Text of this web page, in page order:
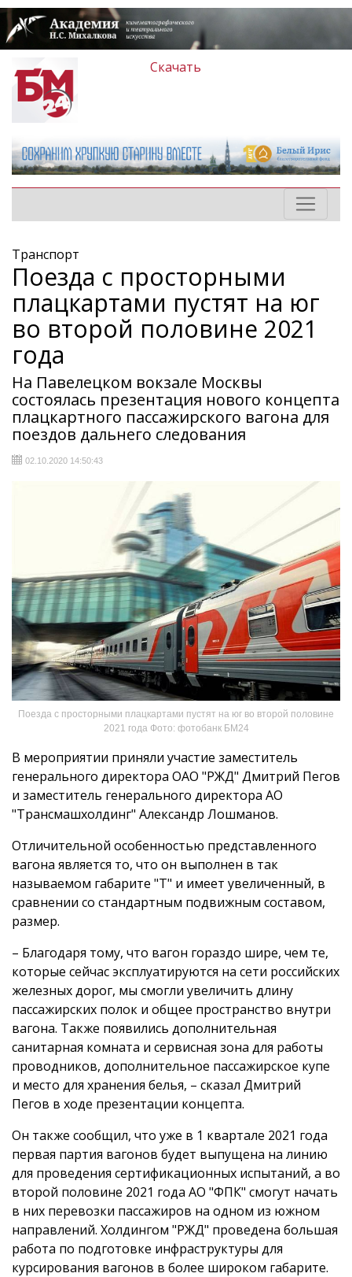
Скачать
Транспорт
Поезда с просторными
плацкартами пустят на юг
во второй половине 2021
года
На Павелецком вокзале Москвы
состоялась презентация нового концепта
плацкартного пассажирского вагона для
поездов дальнего следования
02.10.2020 14:50:43
Поезда с просторными плацкартами пустят на юг во второй половине
2021 года Фото: фотобанк БМ24
В мероприятии приняли участие заместитель
генерального директора ОАО "РЖД" Дмитрий Пегов
и заместитель генерального директора АО
"Трансмашхолдинг" Александр Лошманов.
Отличительной особенностью представленного
вагона является то, что он выполнен в так
называемом габарите "Т" и имеет увеличенный, в
сравнении со стандартным подвижным составом,
размер.
– Благодаря тому, что вагон гораздо шире, чем те,
которые сейчас эксплуатируются на сети российских
железных дорог, мы смогли увеличить длину
пассажирских полок и общее пространство внутри
вагона. Также появились дополнительная
санитарная комната и сервисная зона для работы
проводников, дополнительное пассажирское купе
и место для хранения белья, – сказал Дмитрий
Пегов в ходе презентации концепта.
Он также сообщил, что уже в 1 квартале 2021 года
первая партия вагонов будет выпущена на линию
для проведения сертификационных испытаний, а во
второй половине 2021 года АО "ФПК" смогут начать
в них перевозки пассажиров на одном из южном
направлений. Холдингом "РЖД" проведена большая
работа по подготовке инфраструктуры для
курсирования вагонов в более широком габарите.